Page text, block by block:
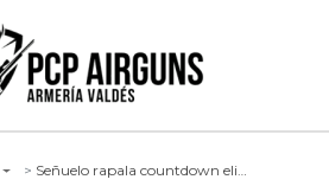
Señuelo rapala countdown elite balsa body #gdmn, 55mm